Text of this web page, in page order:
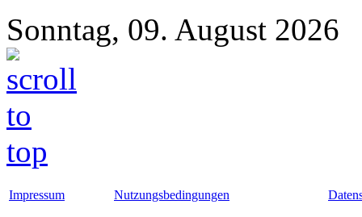
Sonntag, 09. August 2026
Impressum Nutzungsbedingungen